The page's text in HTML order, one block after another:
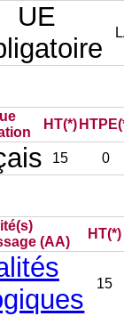
UE
HT(*)
15 0
(AA)
HT(*)
15